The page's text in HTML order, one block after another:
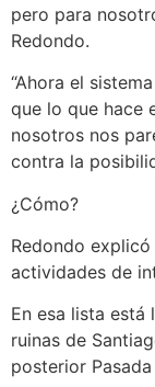
pero para
Redondo.
“Ahora el
que lo que hace
nosotros nos
contra la
¿Cómo?
Redondo
actividades de
En esa lista está
ruinas de
posterior